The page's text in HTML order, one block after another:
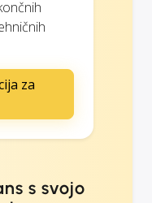
za
s svojo